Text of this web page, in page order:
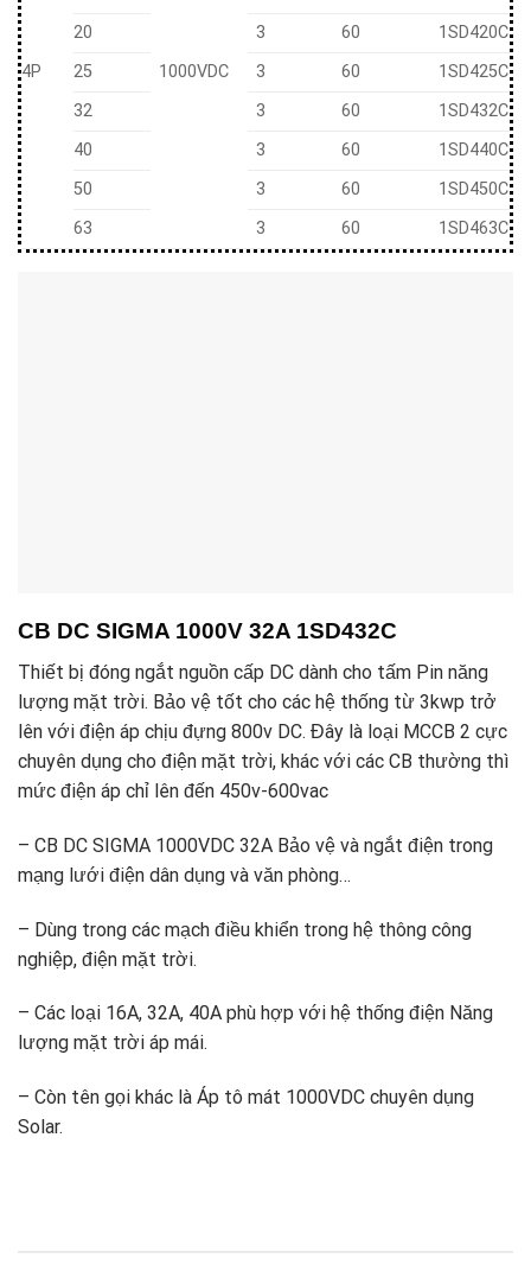
4P 1000VDC
20
3 60
1SD420C
25
3 60
1SD425C
32
3 60
1SD432C
40
3 60
1SD440C
50
3 60
1SD450C
63
3 60 1SD463C
CB DC SIGMA 1000V 32A 1SD432C
Thiết bị đóng ngắt nguồn cấp DC dành cho tấm Pin năng
lượng mặt trời. Bảo vệ tốt cho các hệ thống từ 3kwp trở
lên với điện áp chịu đựng 800v DC. Đây là loại MCCB 2 cực
chuyên dụng cho điện mặt trời, khác với các CB thường thì
mức điện áp chỉ lên đến 450v-600vac
– CB DC SIGMA 1000VDC 32A Bảo vệ và ngắt điện trong
mạng lưới điện dân dụng và văn phòng…
– Dùng trong các mạch điều khiển trong hệ thông công
nghiệp, điện mặt trời.
– Các loại 16A, 32A, 40A phù hợp với hệ thống điện Năng
lượng mặt trời áp mái.
– Còn tên gọi khác là Áp tô mát 1000VDC chuyên dụng
Solar.